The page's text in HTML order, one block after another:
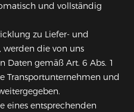
und vollständig
zu Liefer- und
werden die von uns
Daten gemäß Art. 6 Abs. 1
Transportunternehmen und
eines entsprechenden